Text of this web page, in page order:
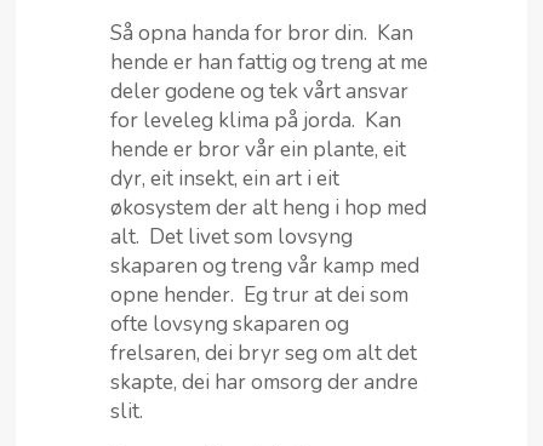
Så opna handa for bror din. Kan
hende er han fattig og treng at me
deler godene og tek vårt ansvar
for leveleg klima på jorda. Kan
hende er bror vår ein plante, eit
dyr, eit insekt, ein art i eit
økosystem der alt heng i hop med
alt. Det livet som lovsyng
skaparen og treng vår kamp med
opne hender. Eg trur at dei som
ofte lovsyng skaparen og
frelsaren, dei bryr seg om alt det
skapte, dei har omsorg der andre
slit.